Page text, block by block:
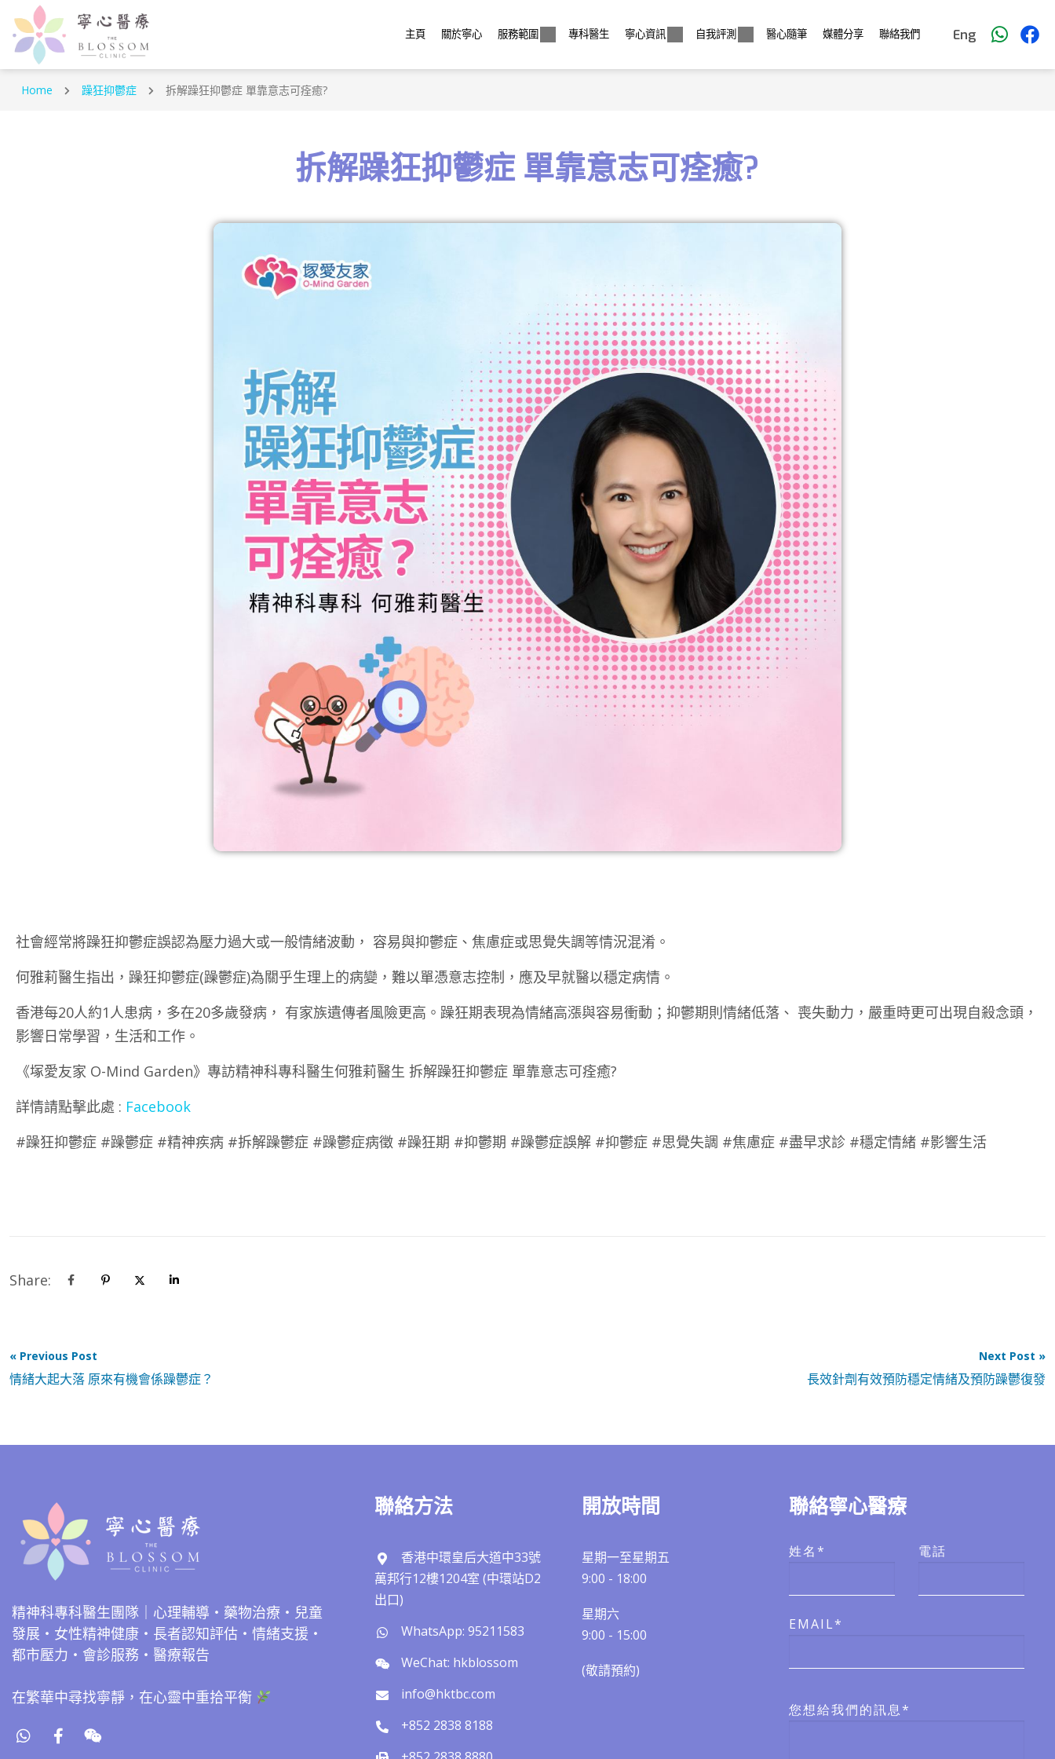
主頁 關於寧心 服務範圍 專科醫生 寧心資訊 自我評測 醫心隨筆 媒體分享 聯絡我們 Eng
Home 躁狂抑鬱症 拆解躁狂抑鬱症 單靠意志可痊癒?
拆解躁狂抑鬱症 單靠意志可痊癒?
社會經常將躁狂抑鬱症誤認為壓力過大或一般情緒波動， 容易與抑鬱症、焦慮症或思覺失調等情況混淆。
何雅莉醫生指出，躁狂抑鬱症(躁鬱症)為關乎生理上的病變，難以單憑意志控制，應及早就醫以穩定病情。
香港每20人約1人患病，多在20多歲發病， 有家族遺傳者風險更高。躁狂期表現為情緒高漲與容易衝動；抑鬱期則情緒低落、 喪失動力，嚴重時更可出現自殺念頭，
影響日常學習，生活和工作。
《塚愛友家 O-Mind Garden》專訪精神科專科醫生何雅莉醫生 拆解躁狂抑鬱症 單靠意志可痊癒?
詳情請點擊此處 : Facebook
#躁狂抑鬱症 #躁鬱症 #精神疾病 #拆解躁鬱症 #躁鬱症病徵 #躁狂期 #抑鬱期 #躁鬱症誤解 #抑鬱症 #思覺失調 #焦慮症 #盡早求診 #穩定情緒 #影響生活
Share:
« Previous Post
情緒大起大落 原來有機會係躁鬱症？
Next Post »
長效針劑有效預防穩定情緒及預防躁鬱復發
精神科專科醫生團隊｜心理輔導・藥物治療・兒童
發展・女性精神健康・長者認知評估・情緒支援・
都市壓力・會診服務・醫療報告
在繁華中尋找寧靜，在心靈中重拾平衡
聯絡方法
香港中環皇后大道中33號
萬邦行12樓1204室 (中環站D2
出口)
WhatsApp: 95211583
WeChat: hkblossom
info@hktbc.com
+852 2838 8188
開放時間
星期一至星期五
9:00 - 18:00
星期六
9:00 - 15:00
(敬請預約)​​
聯絡寧心醫療
姓名* 電話
EMAIL*
您想給我們的訊息*